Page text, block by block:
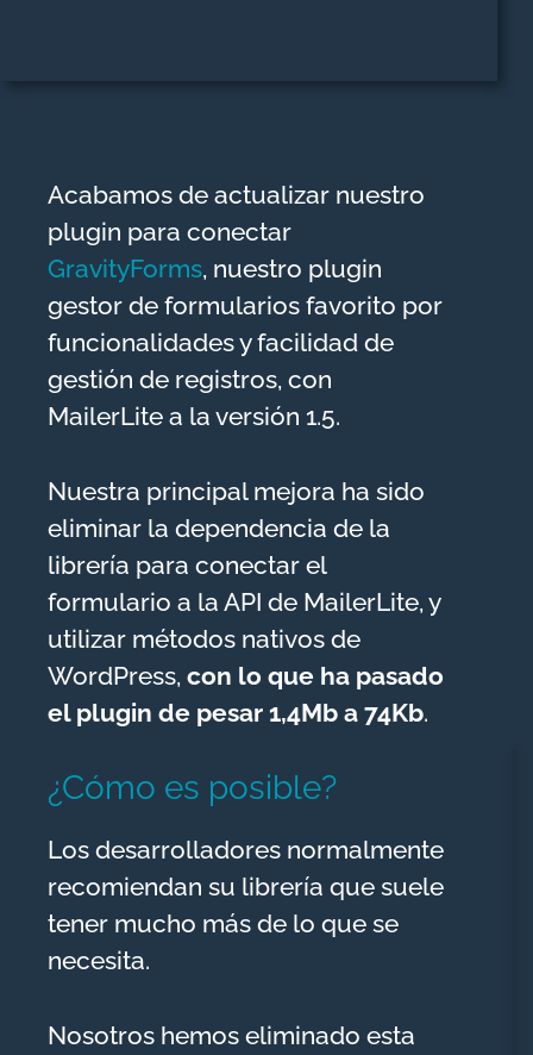
Acabamos de actualizar nuestro
plugin para conectar
GravityForms, nuestro plugin
gestor de formularios favorito por
funcionalidades y facilidad de
gestión de registros, con
MailerLite a la versión 1.5.
Nuestra principal mejora ha sido
eliminar la dependencia de la
librería para conectar el
formulario a la API de MailerLite, y
utilizar métodos nativos de
WordPress, con lo que ha pasado
el plugin de pesar 1,4Mb a 74Kb.
¿Cómo es posible?
Los desarrolladores normalmente
recomiendan su librería que suele
tener mucho más de lo que se
necesita.
Nosotros hemos eliminado esta